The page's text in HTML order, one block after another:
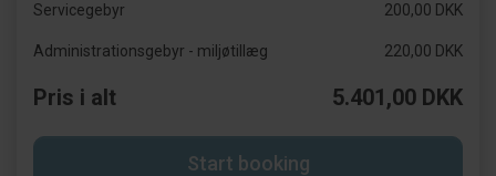
Servicegebyr 200,00 DKK
Administrationsgebyr - miljøtillæg 220,00 DKK
Pris i alt 5.401,00 DKK
Start booking